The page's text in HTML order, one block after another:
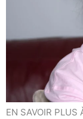
EN SAVOIR